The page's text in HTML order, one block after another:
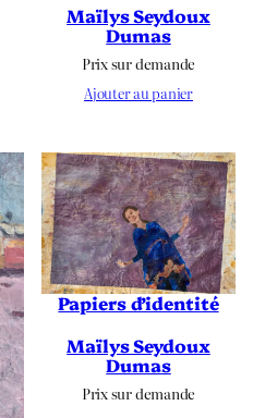
Maïlys Seydoux
Dumas
Prix sur demande
Ajouter au panier
Papiers d’identité
Maïlys Seydoux
Dumas
Prix sur demande